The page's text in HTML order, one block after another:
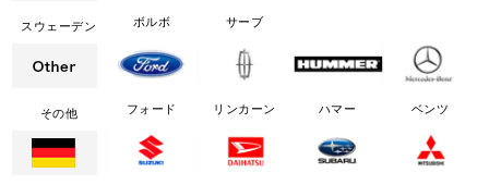
スウェーデン ボルボ サーブ
その他 フォード リンカーン ハマー ベンツ